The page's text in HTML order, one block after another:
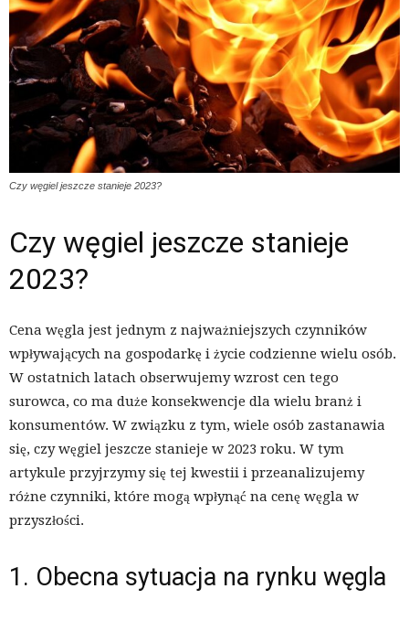
Czy węgiel jeszcze stanieje 2023?
Czy węgiel jeszcze stanieje
2023?
Cena węgla jest jednym z najważniejszych czynników
wpływających na gospodarkę i życie codzienne wielu osób.
W ostatnich latach obserwujemy wzrost cen tego
surowca, co ma duże konsekwencje dla wielu branż i
konsumentów. W związku z tym, wiele osób zastanawia
się, czy węgiel jeszcze stanieje w 2023 roku. W tym
artykule przyjrzymy się tej kwestii i przeanalizujemy
różne czynniki, które mogą wpłynąć na cenę węgla w
przyszłości.
1. Obecna sytuacja na rynku węgla